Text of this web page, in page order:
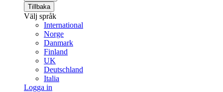
Tillbaka
Välj språk
International
Norge
Danmark
Finland
UK
Deutschland
Italia
Logga in